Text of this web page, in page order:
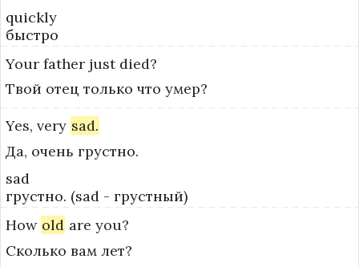
quickly
быстро
Your father just died?
Твой отец только что умер?
Yes, very sad.
Да, очень грустно.
sad
грустно. (sad - грустный)
How old are you?
Сколько вам лет?